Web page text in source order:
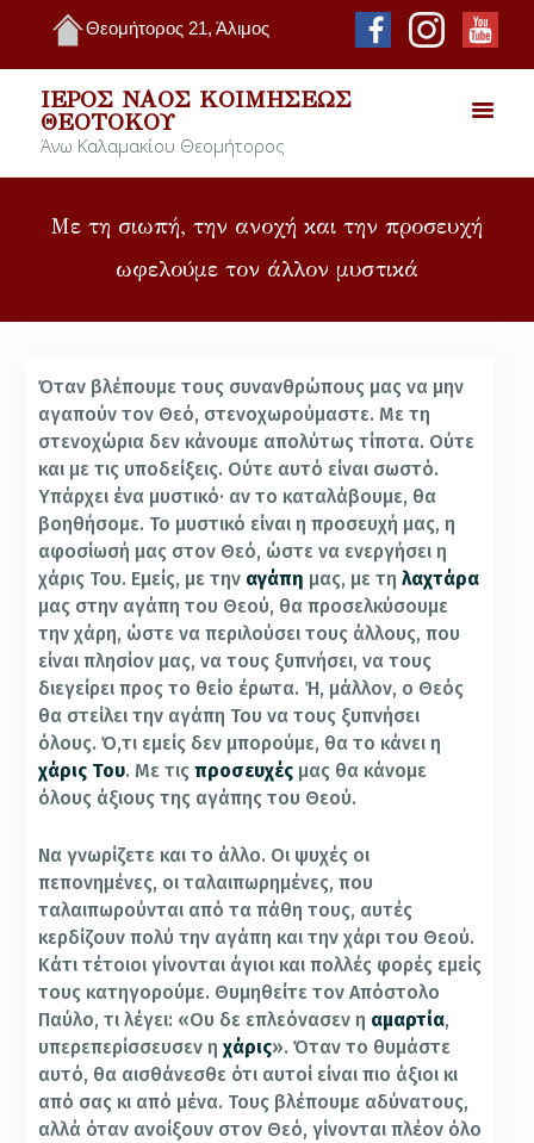
Θεομήτορος 21, Άλιμος
ΙΕΡΌΣ ΝΑΌΣ ΚΟΙΜΉΣΕΩΣ
ΘΕΟΤΌΚΟΥ
Άνω Καλαμακίου Θεομήτορος
Με τη σιωπή, την ανοχή και την προσευχή
ωφελούμε τον άλλον μυστικά
Όταν βλέπουμε τους συνανθρώπους μας να μην
αγαπούν τον Θεό, στενοχωρούμαστε. Με τη
στενοχώρια δεν κάνουμε απολύτως τίποτα. Ούτε
και με τις υποδείξεις. Ούτε αυτό είναι σωστό.
Υπάρχει ένα μυστικό· αν το καταλάβουμε, θα
βοηθήσομε. Το μυστικό είναι η προσευχή μας, η
αφοσίωσή μας στον Θεό, ώστε να ενεργήσει η
χάρις Του. Εμείς, με την αγάπη μας, με τηλαχτάρα
μας στην αγάπη του Θεού, θα προσελκύσουμε
την χάρη, ώστε να περιλούσει τους άλλους, που
είναι πλησίον μας, να τους ξυπνήσει, να τους
διεγείρει προς το θείο έρωτα. Ή, μάλλον, ο Θεός
θα στείλει την αγάπη Του να τους ξυπνήσει
όλους. Ό,τι εμείς δεν μπορούμε, θα το κάνει η
χάρις Του. Με τιςπροσευχές μας θα κάνομε
όλους άξιους της αγάπης του Θεού.
Να γνωρίζετε και το άλλο. Οι ψυχές οι
πεπονημένες, οι ταλαιπωρημένες, που
ταλαιπωρούνται από τα πάθη τους, αυτές
κερδίζουν πολύ την αγάπη και την χάρι του Θεού.
Κάτι τέτοιοι γίνονται άγιοι και πολλές φορές εμείς
τους κατηγορούμε. Θυμηθείτε τον Απόστολο
Παύλο, τι λέγει: «Ου δε επλεόνασεν η αμαρτία,
υπερεπερίσσευσεν ηχάρις». Όταν το θυμάστε
αυτό, θα αισθάνεσθε ότι αυτοί είναι πιο άξιοι κι
από σας κι από μένα. Τους βλέπουμε αδύνατους,
αλλά όταν ανοίξουν στον Θεό, γίνονται πλέον όλο